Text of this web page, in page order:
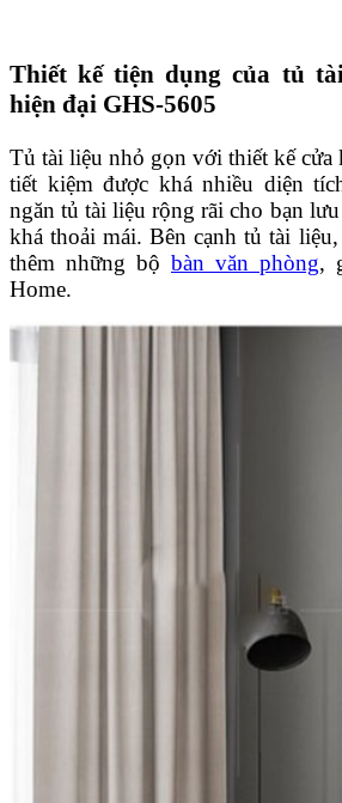
Thiết kế tiện dụng của tủ
hiện đại GHS-5605
Tủ tài liệu nhỏ gọn với thiết kế cửa
tiết kiệm được khá nhiều diện
ngăn tủ tài liệu rộng rãi cho bạn
khá thoải mái. Bên cạnh tủ tài
thêm những bộ bàn văn phòng,
Home.